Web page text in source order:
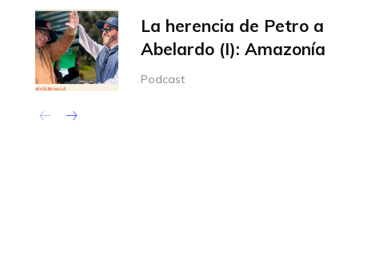
La herencia de Petro a
Abelardo (I): Amazonía
Podcast